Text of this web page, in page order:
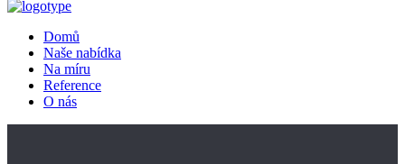
Domů
Naše nabídka
Na míru
Reference
O nás